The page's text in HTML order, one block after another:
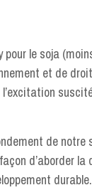
le soja
et de
de
d’aborder
durable.